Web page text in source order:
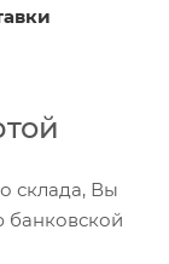
склада, Вы
банковской